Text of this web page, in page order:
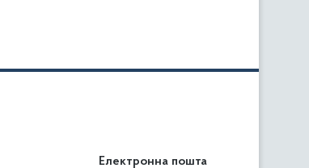
Електронна пошта